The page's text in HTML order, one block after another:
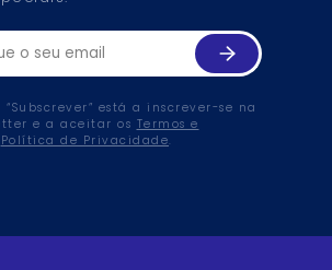
está a inscrever-se na
e a aceitar os Termos e
Política de Privacidade.